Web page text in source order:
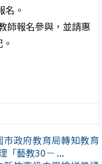
名。
師報名參與，並請惠
市政府教育局轉知教育
「藝教30－ ...